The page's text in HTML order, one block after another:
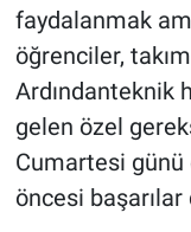
faydalanmak
öğrenciler,
Ardındanteknik
gelen özel
Cumartesi günü
öncesi başarılar